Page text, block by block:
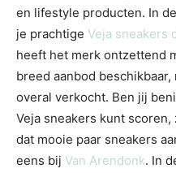
en lifestyle producten. In
je prachtige Veja sneakers
heeft het merk ontzettend
breed aanbod
overal verkocht. Ben jij
Veja sneakers kunt
dat mooie paar sneakers
eens bij Van Arendonk. In